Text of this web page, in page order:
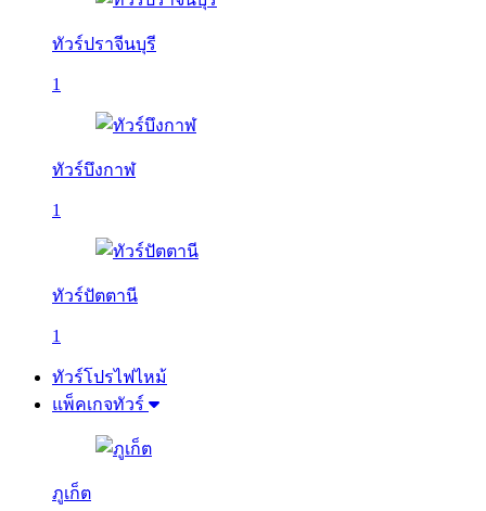
ทัวร์ปราจีนบุรี
1
ทัวร์บึงกาฬ
1
ทัวร์ปัตตานี
1
ทัวร์โปรไฟไหม้
แพ็คเกจทัวร์
ภูเก็ต